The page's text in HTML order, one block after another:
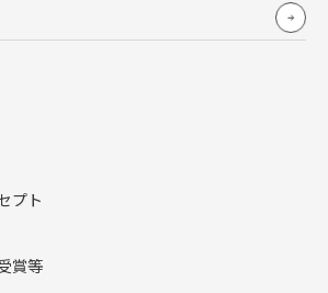
プト
賞等
な取り組み
するために、積極的に健康経営を推進
りが健康に対する意識を高める取り組
くなってきました。コロナ禍の副産物
ークは通勤時間の削減や柔軟な働き方
従業員の健康や生活の質を向上させる